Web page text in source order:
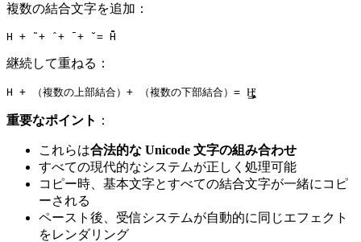
複数の結合文字を追加：
継続して重ねる：
重要なポイント ：
これらは合法的な Unicode 文字の組み合わせ
すべての現代的なシステムが正しく処理可能
コピー時、基本文字とすべての結合文字が一緒にコピ
ーされる
ペースト後、受信システムが自動的に同じエフェクト
をレンダリング